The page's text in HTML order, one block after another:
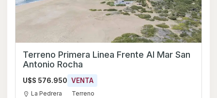
Terreno Primera Linea Frente Al Mar San
Antonio Rocha
U$S 576.950 VENTA
La Pedrera Terreno